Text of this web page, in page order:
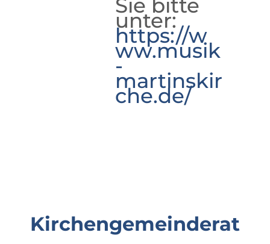
Sie bitte
unter:
https://w
ww.musik
-
martinskir
che.de/
Kirchengemeinderat